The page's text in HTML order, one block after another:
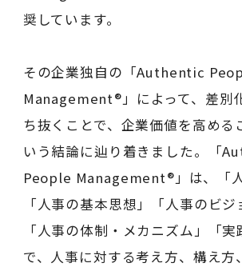
奨しています。
その企業独自の「Authentic
Management®」によって、差別
ち抜くことで、企業価値を高める
いう結論に辿り着きました。「
People Management®」は、「人
「人事の基本思想」「人事のビジ
「人事の体制・メカニズム」「
で、人事に対する考え方、構え方